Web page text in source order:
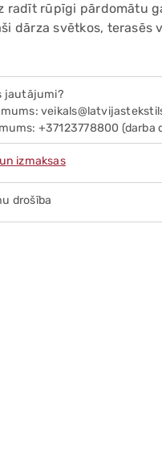
radīt rūpīgi pārdomātu
dārza svētkos, terasēs
jautājumi?
+37123778800 (darba
izmaksas
drošība